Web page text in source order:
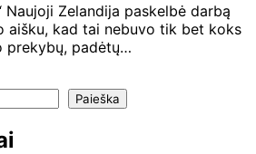
Naujoji Zelandija paskelbė darbą
aišku, kad tai nebuvo tik bet koks
prekybų, padėtų…
Paieška